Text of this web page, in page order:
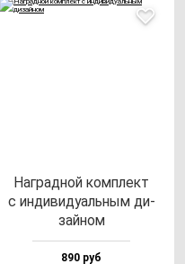
Наг­рад­ной ком­плект
с ин­ди­ви­ду­аль­ным ди­
зай­ном
890 руб